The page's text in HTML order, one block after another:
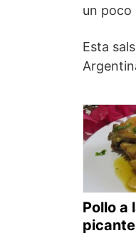
un poco
Esta
Pollo a
picante